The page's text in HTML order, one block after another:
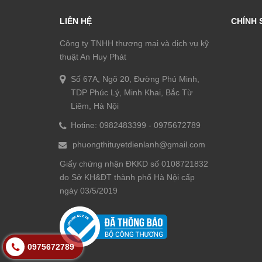
LIÊN HỆ
Công ty TNHH thương mại và dịch vụ kỹ
thuật An Huy Phát
Số 67A, Ngõ 20, Đường Phú Minh,
TDP Phúc Lý, Minh Khai, Bắc Từ
Liêm, Hà Nội
Hotine: 0982483399 - 0975672789
phuongthituyetdienlanh@gmail.com
Giấy chứng nhận ĐKKD số 0108721832
do Sở KH&ĐT thành phố Hà Nội cấp
ngày 03/5/2019
CHÍNH
0975672789